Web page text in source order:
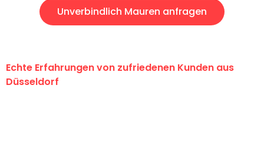
Unverbindlich Mauren anfragen
Echte Erfahrungen von zufriedenen Kunden aus
Düsseldorf